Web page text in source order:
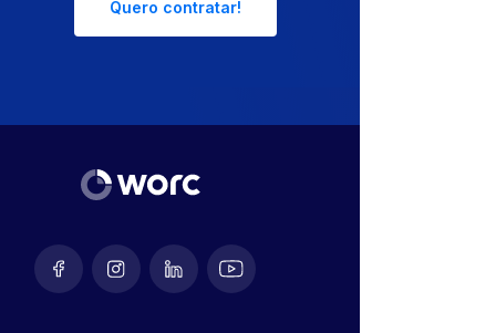
Quero contratar!